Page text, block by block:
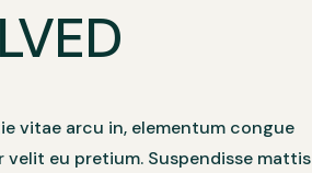
vitae arcu in, elementum congue
velit eu pretium. Suspendisse mattis